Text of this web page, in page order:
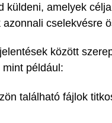
küldeni, amelyek
cselekvésre
között
például:
található fájlok